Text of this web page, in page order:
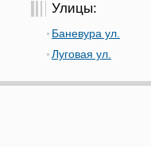
Улицы:
Баневура ул.
Луговая ул.